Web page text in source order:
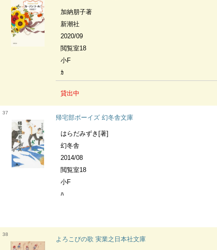
加納朋子著
新潮社
2020/09
閲覧室18
小F
ｶ
貸出中
37
帰宅部ボーイズ 幻冬舎文庫
はらだみずき[著]
幻冬舎
2014/08
閲覧室18
小F
ﾊ
38
よろこびの歌 実業之日本社文庫